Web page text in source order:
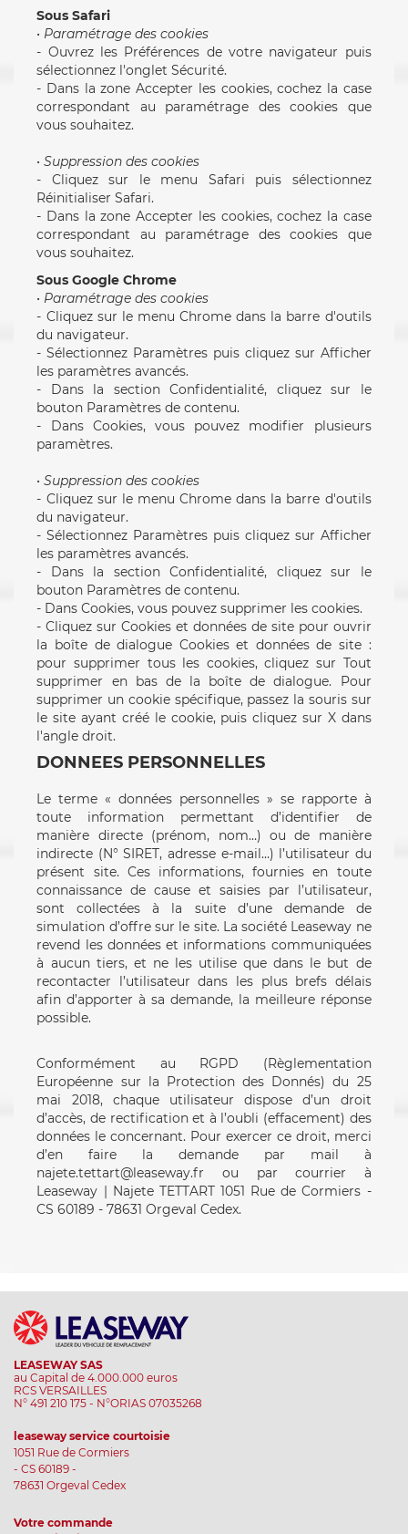
Sous Safari
• Paramétrage des cookies
- Ouvrez les Préférences de votre navigateur puis
sélectionnez l'onglet Sécurité.
- Dans la zone Accepter les cookies, cochez la case
correspondant au paramétrage des cookies que
vous souhaitez.
•Suppression des cookies
- Cliquez sur le menu Safari puis sélectionnez
Réinitialiser Safari.
- Dans la zone Accepter les cookies, cochez la case
correspondant au paramétrage des cookies que
vous souhaitez.
Sous Google Chrome
• Paramétrage des cookies
- Cliquez sur le menu Chrome dans la barre d'outils
du navigateur.
- Sélectionnez Paramètres puis cliquez sur Afficher
les paramètres avancés.
- Dans la section Confidentialité, cliquez sur le
bouton Paramètres de contenu.
- Dans Cookies, vous pouvez modifier plusieurs
paramètres.
•Suppression des cookies
- Cliquez sur le menu Chrome dans la barre d'outils
du navigateur.
- Sélectionnez Paramètres puis cliquez sur Afficher
les paramètres avancés.
- Dans la section Confidentialité, cliquez sur le
bouton Paramètres de contenu.
- Dans Cookies, vous pouvez supprimer les cookies.
- Cliquez sur Cookies et données de site pour ouvrir
la boîte de dialogue Cookies et données de site :
pour supprimer tous les cookies, cliquez sur Tout
supprimer en bas de la boîte de dialogue. Pour
supprimer un cookie spécifique, passez la souris sur
le site ayant créé le cookie, puis cliquez sur X dans
l'angle droit.
DONNEES PERSONNELLES
Le terme « données personnelles » se rapporte à
toute information permettant d’identifier de
manière directe (prénom, nom…) ou de manière
indirecte (N° SIRET, adresse e-mail…) l’utilisateur du
présent site. Ces informations, fournies en toute
connaissance de cause et saisies par l’utilisateur,
sont collectées à la suite d’une demande de
simulation d’offre sur le site. La société Leaseway ne
revend les données et informations communiquées
à aucun tiers, et ne les utilise que dans le but de
recontacter l’utilisateur dans les plus brefs délais
afin d’apporter à sa demande, la meilleure réponse
possible.
Conformément au RGPD (Règlementation
Européenne sur la Protection des Donnés) du 25
mai 2018, chaque utilisateur dispose d’un droit
d’accès, de rectification et à l’oubli (effacement) des
données le concernant. Pour exercer ce droit, merci
d’en faire la demande par mail à
najete.tettart@leaseway.fr ou par courrier à
Leaseway | Najete TETTART 1051 Rue de Cormiers -
CS 60189 - 78631 Orgeval Cedex.
LEASEWAY SAS
au Capital de 4.000.000 euros
RCS VERSAILLES
N° 491 210 175 - N°ORIAS 07035268
leaseway service courtoisie
1051 Rue de Cormiers
- CS 60189 -
78631 Orgeval Cedex
Votre commande